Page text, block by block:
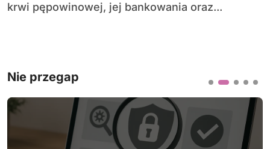
krwi pępowinowej, jej bankowania oraz...
Nie przegap